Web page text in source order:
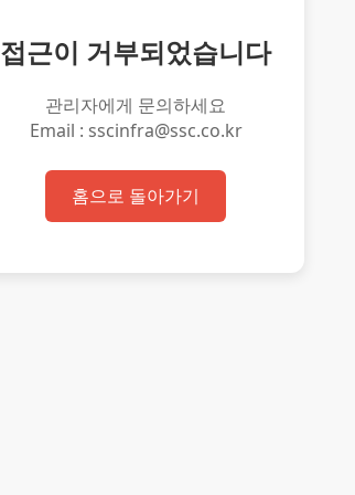
접근이 거부되었습니다
관리자에게 문의하세요
Email : sscinfra@ssc.co.kr
홈으로 돌아가기